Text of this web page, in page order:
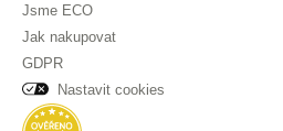
Jsme ECO
Jak nakupovat
GDPR
Nastavit cookies